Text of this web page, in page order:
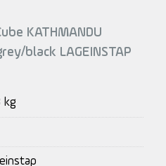
KATHMANDU
black LAGEINSTAP
kg